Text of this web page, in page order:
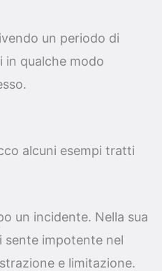
un periodo di
in qualche modo
alcuni esempi tratti
un incidente. Nella sua
sente impotente nel
e limitazione.